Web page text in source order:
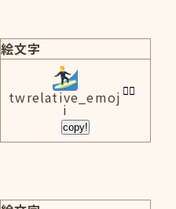
絵文字
twrelative_emoj
i
copy!